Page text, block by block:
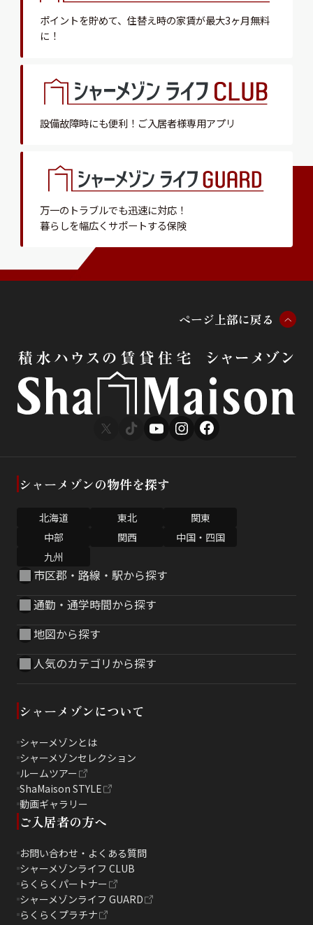
ポイントを貯めて、 住替え時の家賃が最大3ヶ月無料
に！
設備故障時にも便利！ ご入居者様専用アプリ
万一のトラブルでも迅速に対応！
暮らしを幅広くサポートする保険
ページ 上部に戻る
シャーメゾンの物件を探す
北海道 東北
関東
中部
関西
中国・四国
九州
市区郡・路線・駅から探す
通勤・通学時間から探す
地図から探す
人気のカテゴリから探す
シャーメゾンについて
シャーメゾンとは
シャーメゾンセレクション
ルームツアー
ShaMaison STYLE
動画ギャラリー
ご入居者の方へ
お問い合わせ・よくある質問
シャーメゾンライフ CLUB
らくらくパートナー
シャーメゾンライフ GUARD
らくらくプラチナ